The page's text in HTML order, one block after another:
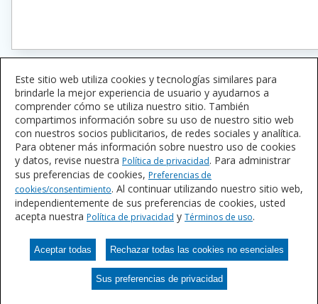
Productos relacionados
valPure V70: un epoxi sin-BPA
La tecnología de epoxi sin-BPA* de última generación ya está
disponible para aplicaciones en el interior de latas de bebidas,
interiores de usos para bebidas, interiores extruidos y planchados
(Drawn and Ironed, D&I) para alimentos y exteriores para alimentos
Obtenga más información sobre ValPure V70
Este sitio web utiliza cookies y tecnologías similares para
brindarle la mejor experiencia de usuario y ayudarnos a
comprender cómo se utiliza nuestro sitio. También
compartimos información sobre su uso de nuestro sitio web
con nuestros socios publicitarios, de redes sociales y analítica.
Para obtener más información sobre nuestro uso de cookies
y datos, revise nuestra Política de privacidad. Para administrar
sus preferencias de cookies, Preferencias de
cookies/consentimiento. Al continuar utilizando nuestro sitio web,
independientemente de sus preferencias de cookies, usted
acepta nuestra Política de privacidad y Términos de uso.
Aceptar todas Rechazar todas las cookies no esenciales
Sus preferencias de privacidad